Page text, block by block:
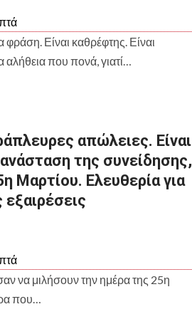
φράση. Είναι καθρέφτης. Είναι
αλήθεια που πονά, γιατί…
απώλειες. Είναι
της συνείδησης,
Μαρτίου. Ελευθερία για
να μιλήσουν την ημέρα της 25η
που…